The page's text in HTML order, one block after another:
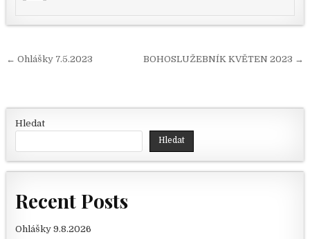
Navigace pro příspěvekBOHOSLUŽEBNÍK KVĚTEN 2023 →
← Ohlášky 7.5.2023
Hledat
Hledat
Recent Posts
Ohlášky 9.8.2026